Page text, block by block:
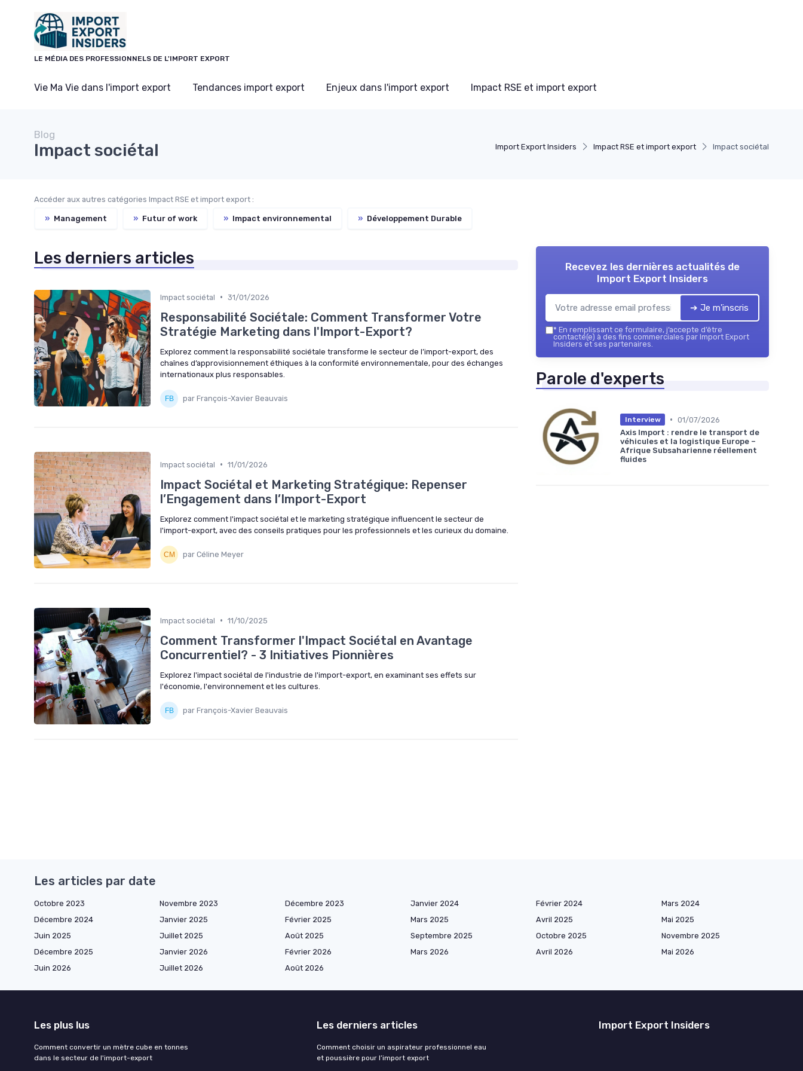
LE MÉDIA DES PROFESSIONNELS DE L'IMPORT EXPORT
Vie Ma Vie dans l'import export Tendances import export Enjeux dans l'import export Impact RSE et import export
Import Export Insiders Impact RSE et import export Impact sociétal
Blog
Impact sociétal
Accéder aux autres catégories Impact RSE et import export :
» Management » Futur of work » Impact environnemental » Développement Durable
Les derniers articles
Impact sociétal • 31/01/2026
Responsabilité Sociétale: Comment Transformer Votre
Stratégie Marketing dans l'Import-Export?
Explorez comment la responsabilité sociétale transforme le secteur de l’import-export, des
chaînes d’approvisionnement éthiques à la conformité environnementale, pour des échanges
internationaux plus responsables.
par François-Xavier Beauvais
Impact sociétal • 11/01/2026
Impact Sociétal et Marketing Stratégique: Repenser
l’Engagement dans l’Import-Export
Explorez comment l'impact sociétal et le marketing stratégique influencent le secteur de
l'import-export, avec des conseils pratiques pour les professionnels et les curieux du domaine.
par Céline Meyer
Impact sociétal • 11/10/2025
Comment Transformer l'Impact Sociétal en Avantage
Concurrentiel? - 3 Initiatives Pionnières
Explorez l'impact sociétal de l'industrie de l'import-export, en examinant ses effets sur
l'économie, l'environnement et les cultures.
par François-Xavier Beauvais
Recevez les dernières actualités de
Import Export Insiders
➔ Je m'inscris
* En remplissant ce formulaire, j’accepte d’être
contacté(e) à des fins commerciales par Import Export
Insiders et ses partenaires.
Parole d'experts
Interview • 01/07/2026
Axis Import : rendre le transport de
véhicules et la logistique Europe –
Afrique Subsaharienne réellement
fluides
Les articles par date
Octobre 2023 Novembre 2023 Décembre 2023 Janvier 2024 Février 2024
Mars 2024
Décembre 2024
Janvier 2025 Février 2025 Mars 2025 Avril 2025
Mai 2025
Juin 2025
Juillet 2025 Août 2025 Septembre 2025 Octobre 2025
Novembre 2025
Décembre 2025
Janvier 2026 Février 2026 Mars 2026 Avril 2026
Mai 2026
Juin 2026
Juillet 2026 Août 2026
Les plus lus
Comment convertir un mètre cube en tonnes
dans le secteur de l'import-export
Les derniers articles
Comment choisir un aspirateur professionnel eau
et poussière pour l’import export
Import Export Insiders